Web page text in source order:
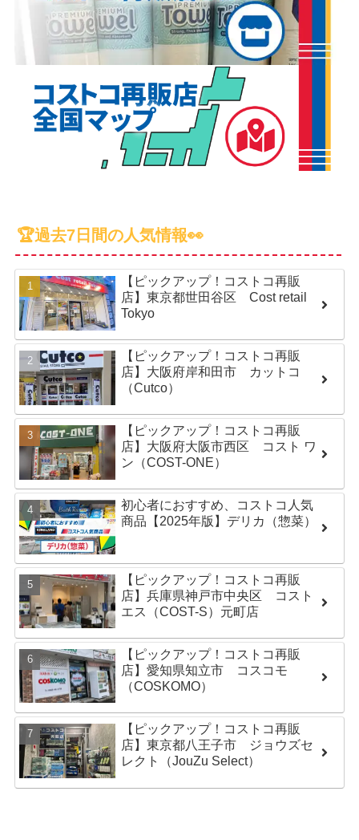
🏆過去7日間の人気情報👀
【ピックアップ！コストコ再販
店】東京都世田谷区 Cost retail
Tokyo
【ピックアップ！コストコ再販
店】大阪府岸和田市 カットコ
（Cutco）
【ピックアップ！コストコ再販
店】大阪府大阪市西区 コスト ワ
ン（COST-ONE）
初心者におすすめ、コストコ人気
商品【2025年版】デリカ（惣菜）
【ピックアップ！コストコ再販
店】兵庫県神戸市中央区 コスト
エス（COST-S）元町店
【ピックアップ！コストコ再販
店】愛知県知立市 コスコモ
（COSKOMO）
【ピックアップ！コストコ再販
店】東京都八王子市 ジョウズセ
レクト（JouZu Select）